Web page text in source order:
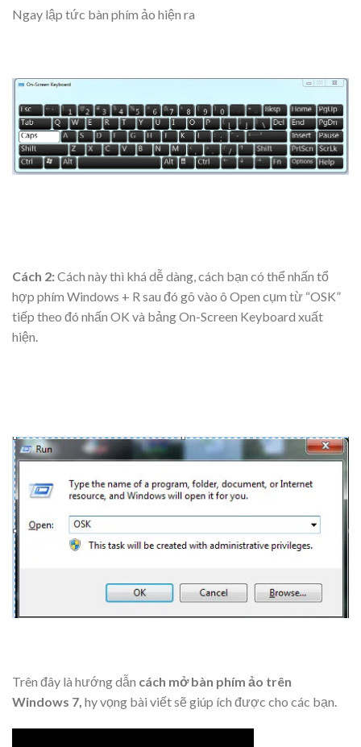
Ngay lập tức bàn phím ảo hiện ra
Cách 2:Cách này thì khá dễ dàng, cách bạn có thể nhấn tổ
hợp phím Windows + R sau đó gõ vào ô Open cụm từ “OSK”
tiếp theo đó nhấn OK và bảng On-Screen Keyboard xuất
hiện.
Trên đây là hướng dẫn cách mở bàn phím ảo trên
Windows 7, hy vọng bài viết sẽ giúp ích được cho các bạn.